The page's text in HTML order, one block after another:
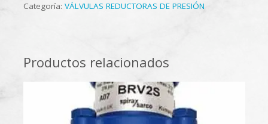
Categoría: VÁLVULAS REDUCTORAS DE PRESIÓN
Productos relacionados